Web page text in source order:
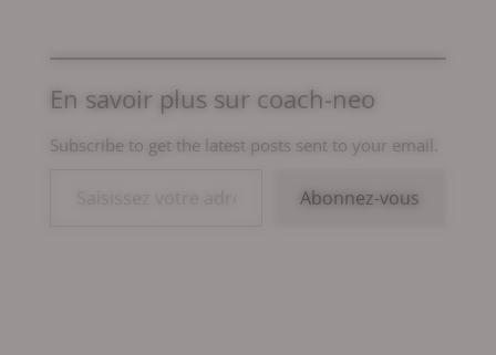
En savoir plus sur coach-neo
Subscribe to get the latest posts sent to your email.
Abonnez-vous